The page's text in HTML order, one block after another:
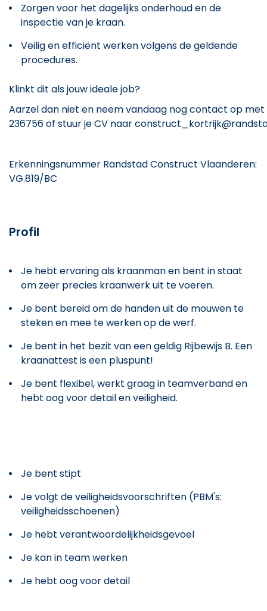
Zorgen voor het dagelijks onderhoud en de
inspectie van je kraan.
Veilig en efficiënt werken volgens de geldende
procedures.
Klinkt dit als jouw ideale job?
Aarzel dan niet en neem vandaag nog contact op
236756 of stuur je CV naar
Erkenningsnummer Randstad Construct Vlaanderen:
VG.819/BC
Profil
Je hebt ervaring als kraanman en bent in staat
om zeer precies kraanwerk uit te voeren.
Je bent bereid om de handen uit de mouwen te
steken en mee te werken op de werf.
Je bent in het bezit van een geldig Rijbewijs B. Een
kraanattest is een pluspunt!
Je bent flexibel, werkt graag in teamverband en
hebt oog voor detail en veiligheid.
Je bent stipt
Je volgt de veiligheidsvoorschriften (PBM's:
veiligheidsschoenen)
Je hebt verantwoordelijkheidsgevoel
Je kan in team werken
Je hebt oog voor detail